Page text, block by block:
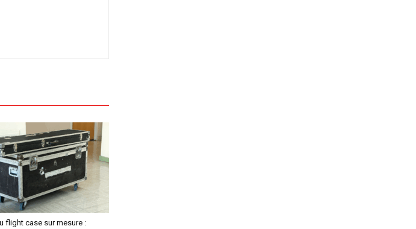
flight case sur mesure :